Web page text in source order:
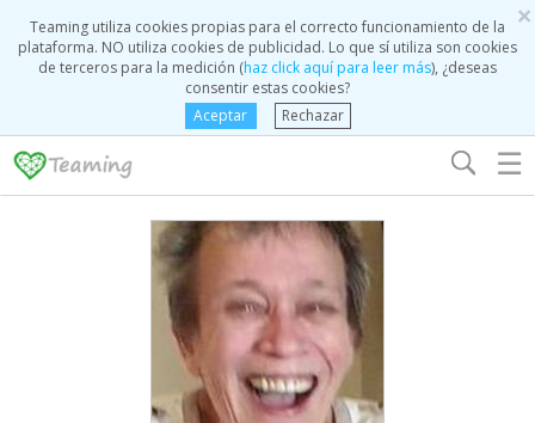
×
Teaming utiliza cookies propias para el correcto funcionamiento de la
plataforma. NO utiliza cookies de publicidad. Lo que sí utiliza son cookies
de terceros para la medición (haz click aquí para leer más), ¿deseas
consentir estas cookies?
Aceptar
Rechazar
☰